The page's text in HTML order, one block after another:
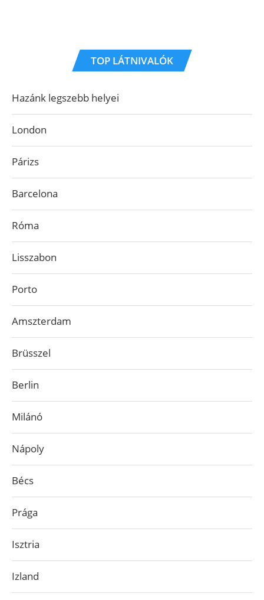
TOP LÁTNIVALÓK
Hazánk legszebb helyei
London
Párizs
Barcelona
Róma
Lisszabon
Porto
Amszterdam
Brüsszel
Berlin
Milánó
Nápoly
Bécs
Prága
Isztria
Izland